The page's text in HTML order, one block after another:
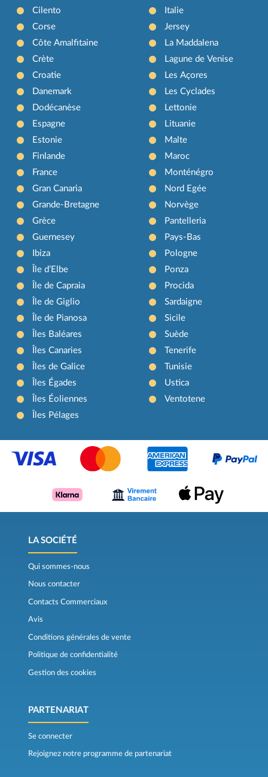
Cilento
Corse
Côte Amalfitaine
Crète
Croatie
Danemark
Dodécanèse
Espagne
Estonie
Finlande
France
Gran Canaria
Grande-Bretagne
Grèce
Guernesey
Ibiza
Île d’Elbe
Île de Capraia
Île de Giglio
Île de Pianosa
Îles Baléares
Îles Canaries
Îles de Galice
Îles Égades
Îles Éoliennes
Îles Pélages
Italie
Jersey
La Maddalena
Lagune de Venise
Les Açores
Les Cyclades
Lettonie
Lituanie
Malte
Maroc
Monténégro
Nord Egée
Norvège
Pantelleria
Pays-Bas
Pologne
Ponza
Procida
Sardaigne
Sicile
Suède
Tenerife
Tunisie
Ustica
Ventotene
LA SOCIÉTÉ
Qui sommes-nous
Nous contacter
Contacts Commerciaux
Avis
Conditions générales de vente
Politique de confidentialité
Gestion des cookies
PARTENARIAT
Se connecter
Rejoignez notre programme de partenariat